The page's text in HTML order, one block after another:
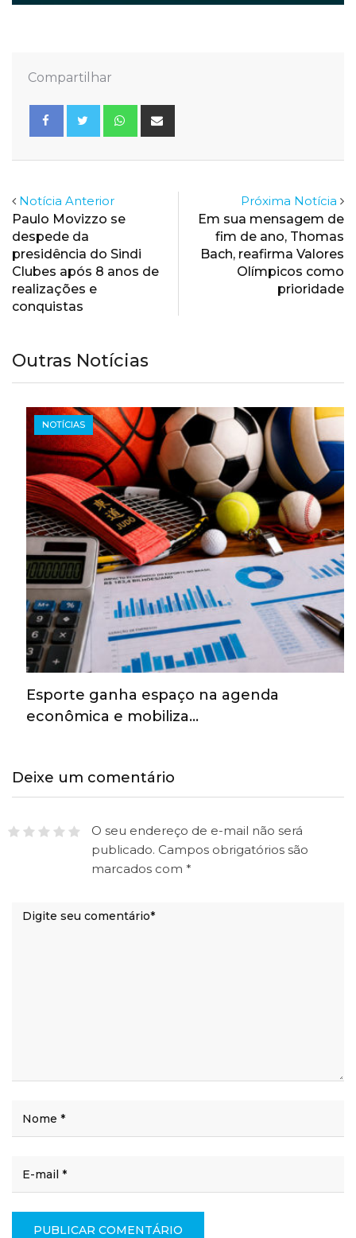
Compartilhar
Whatsapp
Notícia Anterior
Paulo Movizzo se
despede da
presidência do Sindi
Clubes após 8 anos de
realizações e
conquistas
Próxima Notícia
Em sua mensagem de
fim de ano, Thomas
Bach, reafirma Valores
Olímpicos como
prioridade
Outras Notícias
NOTÍCIAS
Esporte ganha espaço na agenda
econômica e mobiliza…
Deixe um comentário
O seu endereço de e-mail não será
publicado. Campos obrigatórios são
marcados com *